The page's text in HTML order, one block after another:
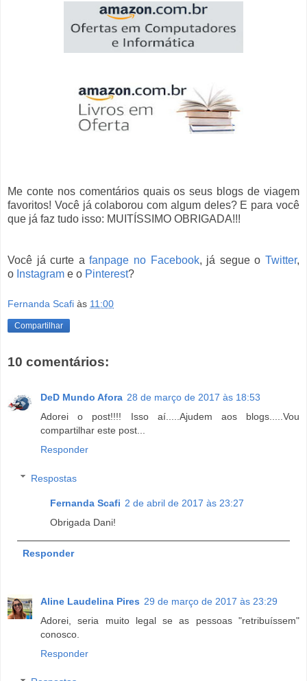
Me conte nos comentários quais os seus blogs de viagem
favoritos! Você já colaborou com algum deles? E para você
que já faz tudo isso: MUITÍSSIMO OBRIGADA!!!
Você já curte afanpage no Facebook, já segue oTwitter,
o Instagram e o Pinterest?
Fernanda Scafi às 11:00
Compartilhar
10 comentários:
DeD Mundo Afora 28 de março de 2017 às 18:53
Adorei o post!!!! Isso aí.....Ajudem aos blogs.....Vou
compartilhar este post...
Responder
Respostas
Fernanda Scafi 2 de abril de 2017 às 23:27
Obrigada Dani!
Responder
Aline Laudelina Pires 29 de março de 2017 às 23:29
Adorei, seria muito legal se as pessoas "retribuíssem"
conosco.
Responder